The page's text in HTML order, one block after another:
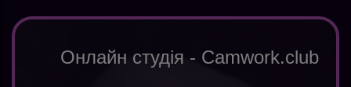
Онлайн студія - Camwork.club